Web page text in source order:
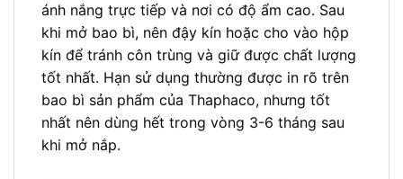
ánh nắng trực tiếp và nơi có độ ẩm cao. Sau
khi mở bao bì, nên đậy kín hoặc cho vào hộp
kín để tránh côn trùng và giữ được chất lượng
tốt nhất. Hạn sử dụng thường được in rõ trên
bao bì sản phẩm của Thaphaco, nhưng tốt
nhất nên dùng hết trong vòng 3-6 tháng sau
khi mở nắp.